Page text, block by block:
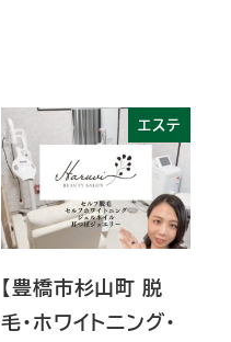
エステ
【豊橋市杉山町 脱
毛・ホワイトニング・